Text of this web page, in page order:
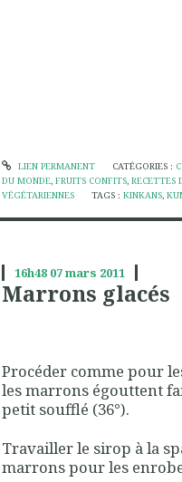
LIEN PERMANENT CATÉGORIES :
DU MONDE, FRUITS CONFITS, RECETTES
VÉGÉTARIENNES
TAGS :KINKANS,
16h48 07mars 2011
Marrons glacés
Procéder comme pour
les marrons égouttent
petit soufflé (36°).
Travailler le sirop à la
marrons pour les